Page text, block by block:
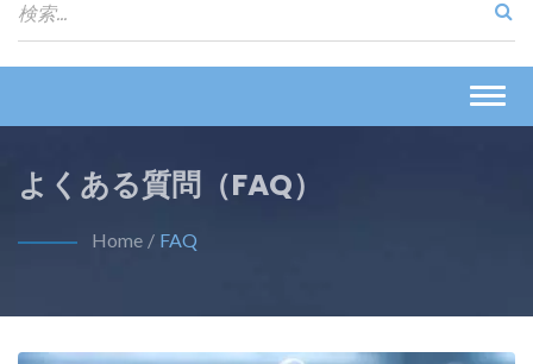
よくある質問（FAQ）
Home / FAQ